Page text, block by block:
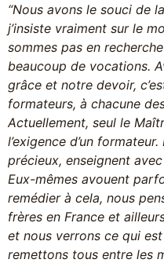
“Nous avons le souci de
j’insiste vraiment sur le
sommes pas en
beaucoup de vocations.
grâce et notre devoir,
formateurs, à chacune
Actuellement, seul le
l’exigence d’un
précieux, enseignent
Eux-mêmes avouent
remédier à cela, nous
frères en France et
et nous verrons ce qui
remettons tous entre les